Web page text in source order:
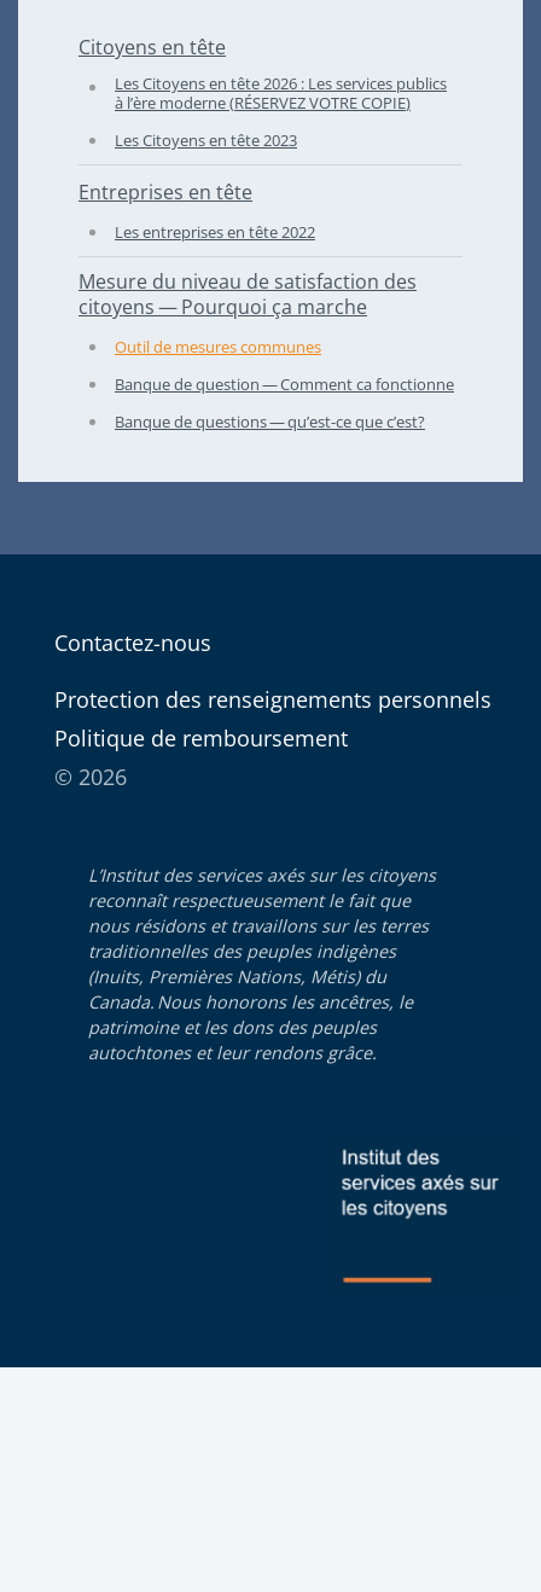
Citoyens en tête
Les Citoyens en tête2026 : Les services publics
à l’ère moderne (RÉSERVEZVOTRECOPIE)
Les Citoyens en tête2023
Entreprises en tête
Les entreprises en tête2022
Mesure du niveau de satisfaction des
citoyens — Pourquoi ça marche
Outil de mesures communes
Banque de question — Comment ca fonctionne
Banque de questions — qu’est-ce que c’est?
Contactez-nous
Protection des renseignements personnels
Politique de remboursement
© 2026
L’Institut des services axés sur les citoyens
reconnaît respectueusement le fait que
nous résidons et travaillons sur les terres
traditionnelles des peuples indigènes
(Inuits, Premières Nations, Métis) du
Canada. Nous honorons les ancêtres, le
patrimoine et les dons des peuples
autochtones et leur rendons grâce.